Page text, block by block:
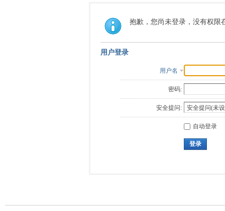
抱歉，您尚未登录，没有权限
用户登录
用户名
密码:
安全提问:
自动登录
登录